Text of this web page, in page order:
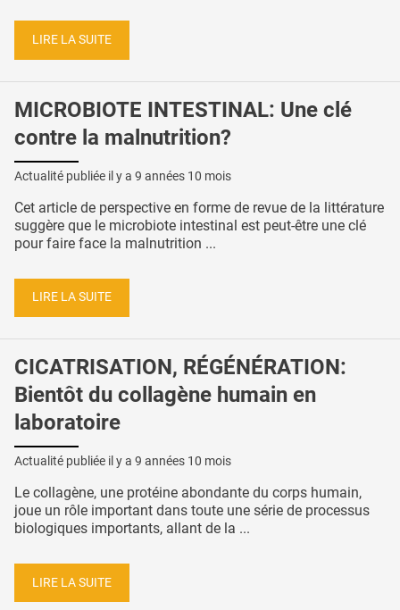
LIRE LA SUITE
MICROBIOTE INTESTINAL: Une clé
contre la malnutrition?
Actualité publiée il y a 9 années 10 mois
Cet article de perspective en forme de revue de la littérature
suggère que le microbiote intestinal est peut-être une clé
pour faire face la malnutrition ...
LIRE LA SUITE
CICATRISATION, RÉGÉNÉRATION:
Bientôt du collagène humain en
laboratoire
Actualité publiée il y a 9 années 10 mois
Le collagène, une protéine abondante du corps humain,
joue un rôle important dans toute une série de processus
biologiques importants, allant de la ...
LIRE LA SUITE